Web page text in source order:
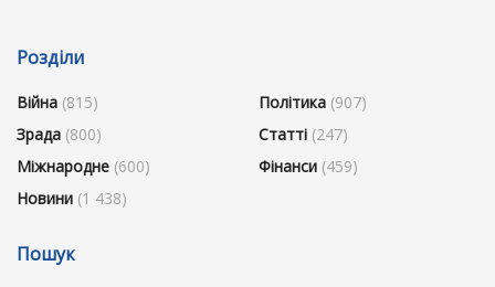
Розділи
Війна (815)
Зрада (800)
Міжнародне (600)
Новини (1 438)
Політика (907)
Статті (247)
Фінанси (459)
Пошук